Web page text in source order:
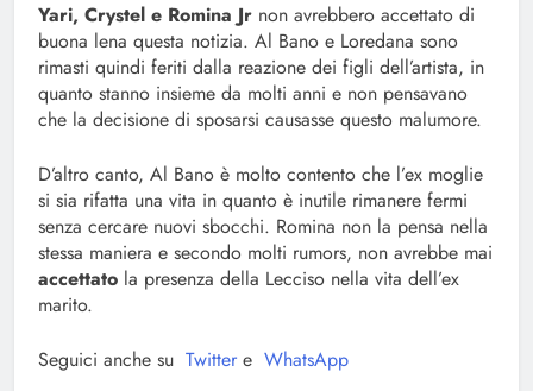
Yari, Crystel e Romina Jr non avrebbero accettato di
buona lena questa notizia. Al Bano e Loredana sono
rimasti quindi feriti dalla reazione dei figli dell’artista, in
quanto stanno insieme da molti anni e non pensavano
che la decisione di sposarsi causasse questo malumore.
D’altro canto, Al Bano è molto contento che l’ex moglie
si sia rifatta una vita in quanto è inutile rimanere fermi
senza cercare nuovi sbocchi. Romina non la pensa nella
stessa maniera e secondo molti rumors, non avrebbe mai
accettato la presenza della Lecciso nella vita dell’ex
marito.
Seguici anche su Twitter e WhatsApp